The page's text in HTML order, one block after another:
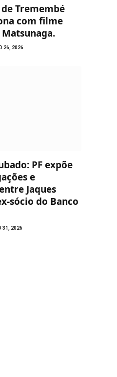
Tremembé
com filme
26, 2026
PF expõe
e
Jaques
sócio do Banco
31, 2026